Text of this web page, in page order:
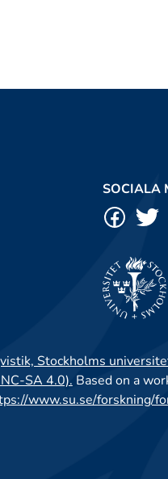
SOCIALA
Stockholms
SA 4.0). Based on a
www.su.se/forskning/